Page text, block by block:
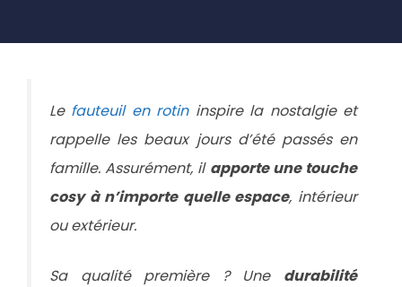
Lefauteuil en rotininspire la nostalgie et
rappelle les beaux jours d’été passés en
famille. Assurément, il apporte une touche
cosy à n’importe quelle espace, intérieur
ou extérieur.
Sa qualité première ? Une durabilité